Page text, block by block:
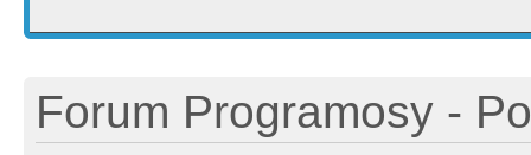
Forum Programosy -